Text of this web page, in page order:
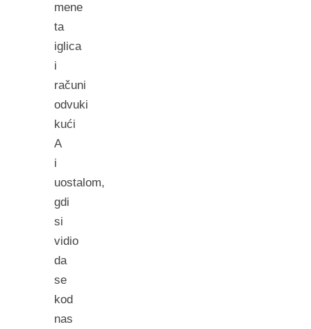
mene
ta
iglica
i
računi
odvuki
kući
A
i
uostalom,
gdi
si
vidio
da
se
kod
nas